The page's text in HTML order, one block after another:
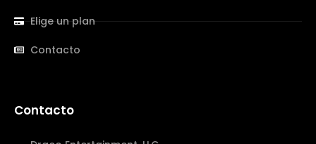
Elige un plan
Contacto
Contacto